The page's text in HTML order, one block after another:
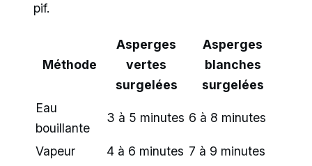
pif.
Méthode
Asperges
vertes
surgelées
Asperges
blanches
surgelées
Eau
bouillante
3 à 5 minutes 6 à 8 minutes
Vapeur 4 à 6 minutes 7 à 9 minutes